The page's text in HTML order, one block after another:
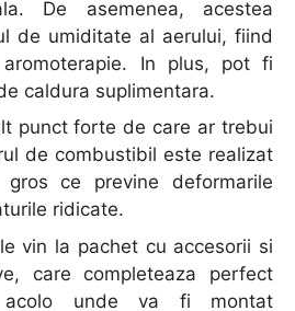
De asemenea, acestea
de umiditate al aerului, fiind
In plus, pot fi
caldura suplimentara.
punct forte de care ar trebui
de combustibil este realizat
ce previne deformarile
ridicate.
vin la pachet cu accesorii si
care completeaza perfect
acolo unde va fi montat